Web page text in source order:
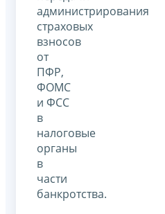
администрирования
страховых
взносов
от
ПФР,
ФОМС
и ФСС
в
налоговые
органы
в
части
банкротства.